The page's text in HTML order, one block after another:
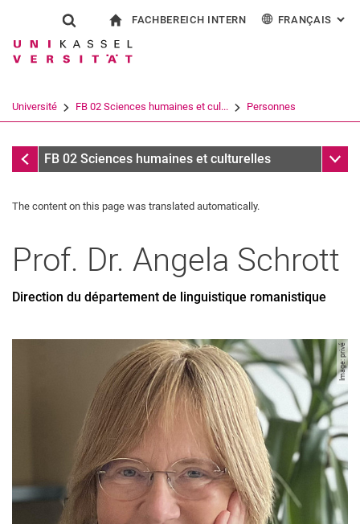
Jump directly to: content
Jump directly to: search
Jump directly to: main
Show search form
Search term
Search (opens an external link in a
FACHBEREICH INTERN FRANÇAIS :
Université FB 02 Sciences humaines et cul... Personnes
Personnes
FB 02 Sciences humaines et culturelles Sub
The content on this page was translated automatically.
Prof. Dr. Angela Schrott
Direction du département de linguistique romanistique
Image: privé